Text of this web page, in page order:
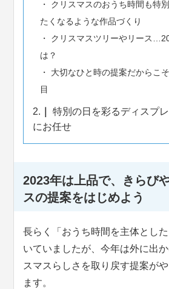
クリスマスのおうち時間も特
たくなるような作品づくり
クリスマスツリーやリース
は？
大切なひと時の提案だからこ
目
2.
特別の日を彩るディスプ
にお任せ
2023年は上品で、きらび
スの提案をはじめよう
長らく「おうち時間を主体とし
いていましたが、今年は外に出
スマスらしさを取り戻す提案が
ます。